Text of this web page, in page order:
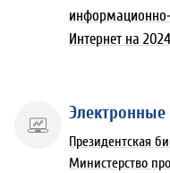
Интернет на
Президентская
Министерство